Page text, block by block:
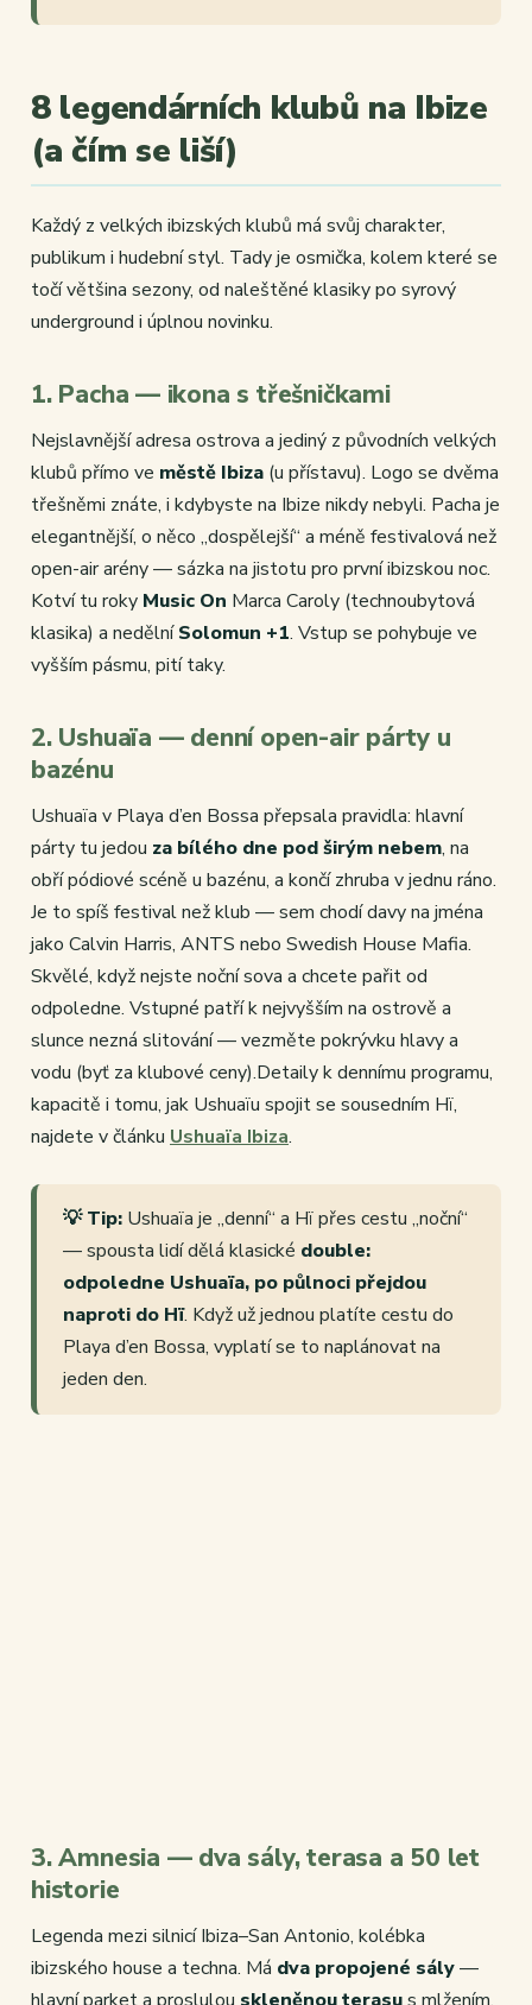
8 legendárních klubů na Ibize
(a čím se liší)
Každý z velkých ibizských klubů má svůj charakter,
publikum i hudební styl. Tady je osmička, kolem které se
točí většina sezony, od naleštěné klasiky po syrový
underground i úplnou novinku.
1. Pacha — ikona s třešničkami
Nejslavnější adresa ostrova a jediný z původních velkých
klubů přímo ve městě Ibiza (u přístavu). Logo se dvěma
třešněmi znáte, i kdybyste na Ibize nikdy nebyli. Pacha je
elegantnější, o něco „dospělejší“ a méně festivalová než
open-air arény — sázka na jistotu pro první ibizskou noc.
Kotví tu roky Music On Marca Caroly (technoubytová
klasika) a nedělníSolomun +1. Vstup se pohybuje ve
vyšším pásmu, pití taky.
2. Ushuaïa — denní open-air párty u
bazénu
Ushuaïa v Playa d’en Bossa přepsala pravidla: hlavní
párty tu jedou za bílého dne pod širým nebem, na
obří pódiové scéně u bazénu, a končí zhruba v jednu ráno.
Je to spíš festival než klub — sem chodí davy na jména
jako Calvin Harris, ANTS nebo Swedish House Mafia.
Skvělé, když nejste noční sova a chcete pařit od
odpoledne. Vstupné patří k nejvyšším na ostrově a
slunce nezná slitování — vezměte pokrývku hlavy a
vodu (byť za klubové ceny).Detaily k dennímu programu,
kapacitě i tomu, jak Ushuaïu spojit se sousedním Hï,
najdete v článku Ushuaïa Ibiza.
💡 Tip: Ushuaïa je „denní“ a Hï přes cestu „noční“
— spousta lidí dělá klasické double:
odpoledne Ushuaïa, po půlnoci přejdou
naproti do Hï. Když už jednou platíte cestu do
Playa d’en Bossa, vyplatí se to naplánovat na
jeden den.
3. Amnesia — dva sály, terasa a 50 let
historie
Legenda mezi silnicí Ibiza–San Antonio, kolébka
ibizského house a techna. Má dva propojené sály—